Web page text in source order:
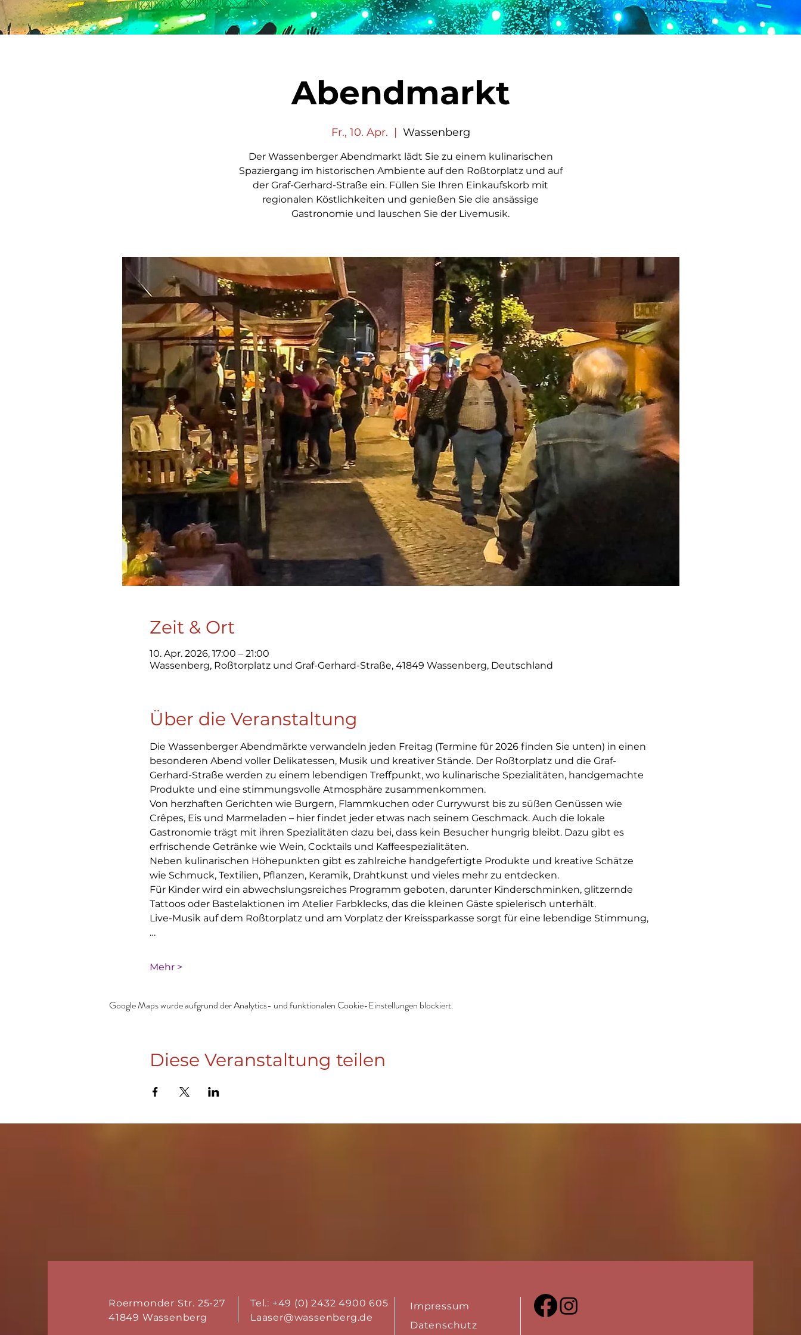
Abendmarkt
Fr., 10. Apr.
  |
Wassenberg
Der Wassenberger Abendmarkt lädt Sie zu einem kulinarischen
Spaziergang im historischen Ambiente auf den Roßtorplatz und auf
der Graf-Gerhard-Straße ein. Füllen Sie Ihren Einkaufskorb mit
regionalen Köstlichkeiten und genießen Sie die ansässige
Gastronomie und lauschen Sie der Livemusik.
Zeit & Ort
10. Apr. 2026, 17:00 – 21:00
Wassenberg, Roßtorplatz und Graf-Gerhard-Straße, 41849 Wassenberg, Deutschland
Über die Veranstaltung
Die Wassenberger Abendmärkte verwandeln jeden Freitag (Termine für 2026 finden Sie unten) in einen
besonderen Abend voller Delikatessen, Musik und kreativer Stände. Der Roßtorplatz und die Graf-
Gerhard-Straße werden zu einem lebendigen Treffpunkt, wo kulinarische Spezialitäten, handgemachte
Produkte und eine stimmungsvolle Atmosphäre zusammenkommen.
Von herzhaften Gerichten wie Burgern, Flammkuchen oder Currywurst bis zu süßen Genüssen wie
Crêpes, Eis und Marmeladen – hier findet jeder etwas nach seinem Geschmack. Auch die lokale
Gastronomie trägt mit ihren Spezialitäten dazu bei, dass kein Besucher hungrig bleibt. Dazu gibt es
erfrischende Getränke wie Wein, Cocktails und Kaffeespezialitäten.
Neben kulinarischen Höhepunkten gibt es zahlreiche handgefertigte Produkte und kreative Schätze
wie Schmuck, Textilien, Pflanzen, Keramik, Drahtkunst und vieles mehr zu entdecken.
Für Kinder wird ein abwechslungsreiches Programm geboten, darunter Kinderschminken, glitzernde
Tattoos oder Bastelaktionen im Atelier Farbklecks, das die kleinen Gäste spielerisch unterhält.
Live-Musik auf dem Roßtorplatz und am Vorplatz der Kreissparkasse sorgt für eine lebendige Stimmung,
…
Mehr >
Google Maps wurde aufgrund der Analytics- und funktionalen Cookie-Einstellungen blockiert.
Diese Veranstaltung teilen
Roermonder Str. 25-27
41849 Wassenberg
Tel.: +49 (0) 2432 4900 605
Laaser@wassenberg.de
Impressum
Datenschutz